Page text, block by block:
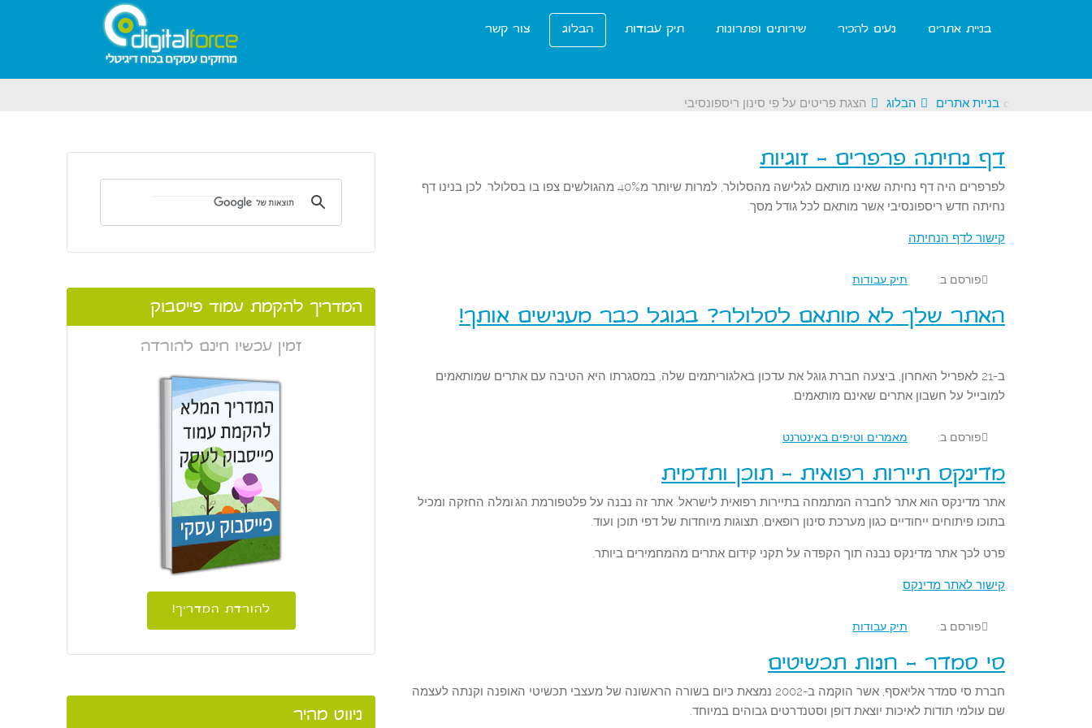
בניית אתרים נעים להכיר שירותים ופתרונות תיק עבודות הבלוג צור קשר
בניית אתרים הבלוג הצגת פריטים על פי סינון ריספונסיבי
דף נחיתה פרפרים - זוגיות
לפרפרים היה דף נחיתה שאינו מותאם לגלישה מהסלולר, למרות שיותר מ40% מהגולשים צפו בו בסלולר. לכן בנינו דף
נחיתה חדש ריספונסיבי אשר מותאם לכל גודל מסך.
קישור לדף הנחיתה
פורסם ב: תיק עבודות
האתר שלך לא מותאם לסלולר? בגוגל כבר מענישים אותך!
ב-21 לאפריל האחרון, ביצעה חברת גוגל את עדכון באלגוריתמים שלה, במסגרתו היא הטיבה עם אתרים שמותאמים
למובייל על חשבון אתרים שאינם מותאמים.
פורסם ב: מאמרים וטיפים באינטרנט
מדינקס תיירות רפואית - תוכן ותדמית
אתר מדינקס הוא אתר לחברה המתמחה בתיירות רפואית לישראל. אתר זה נבנה על פלטפורמת הג'ומלה החזקה ומכיל
בתוכו פיתוחים ייחודיים כגון מערכת סינון רופאים, תצוגות מיוחדות של דפי תוכן ועוד.
פרט לכך אתר מדינקס נבנה תוך הקפדה על תקני קידום אתרים מהמחמירים ביותר.
קישור לאתר מדינקס
פורסם ב: תיק עבודות
סי סמדר - חנות תכשיטים
חברת סי סמדר אליאסף, אשר הוקמה ב-2002 נמצאת כיום בשורה הראשונה של מעצבי תכשיטי האופנה וקנתה לעצמה
שם עולמי תודות לאיכות יוצאת דופן וסטנדרטים גבוהים במיוחד.
המדריך להקמת עמוד פייסבוק
זמין עכשיו חינם להורדה
להורדת המדריך!
ניווט מהיר